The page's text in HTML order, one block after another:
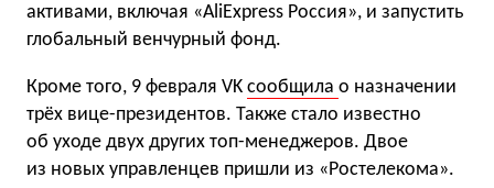
активами, включая «AliExpress Россия», и запустить
глобальный венчурный фонд.
Кроме того, 9 февраля VK сообщила о назначении
трёх вице-президентов. Также стало известно
об уходе двух других топ-менеджеров. Двое
из новых управленцев пришли из «Ростелекома».